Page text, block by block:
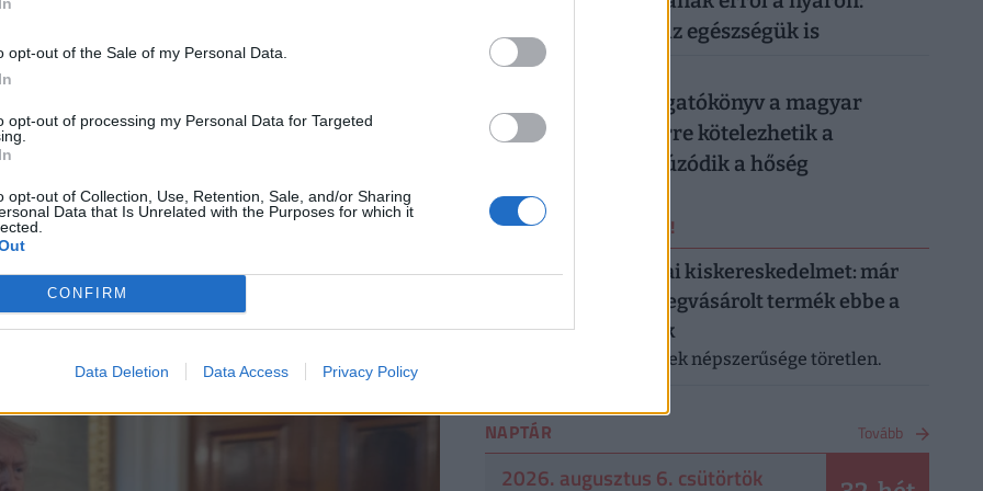
opt-out of the Sale of my Personal Data.
opt-out of processing my Personal Data for Targeted
opt-out of Collection, Use, Retention, Sale, and/or Sharing
Data that Is Unrelated with the Purposes for which it
CONFIRM
Data Deletion Data Access Privacy Policy
konfliktus
közre, a végleges tartalmat újságírónk szerkesztette és
szólhat hozzá.Belépés itt!
Legyél te az első!
könnyen rámehet az egészségük is
Készül a válságforgatókönyv a magyar
munkahelyeken: erre kötelezhetik a
dolgozókat, ha elhúzódik a hőség
ERRŐL NE MARADJ LE!
Letarolták az európai kiskereskedelmet: már
minden második megvásárolt termék ebbe a
kategóriába tartozik
A saját márkás termékek népszerűsége töretlen.
NAPTÁR Tovább
2026. augusztus 6. csütörtök